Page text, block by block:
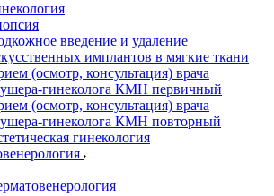
введение и удаление
имплантов в мягкие ткани
(осмотр, консультация) врача
гинеколога КМН первичный
(осмотр, консультация) врача
гинеколога КМН повторный
гинекология